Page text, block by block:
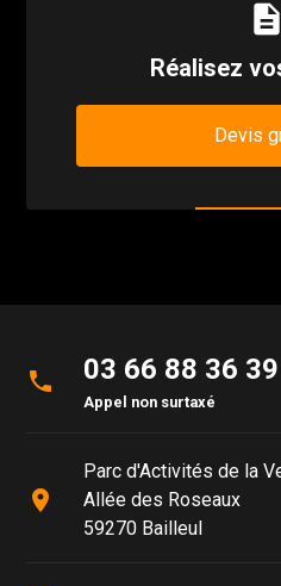
description
Réalisez
Devis
phone 03 66 88 36 39
Appel non surtaxé
place
Parc d'Activités de la
Allée des Roseaux
59270 Bailleul